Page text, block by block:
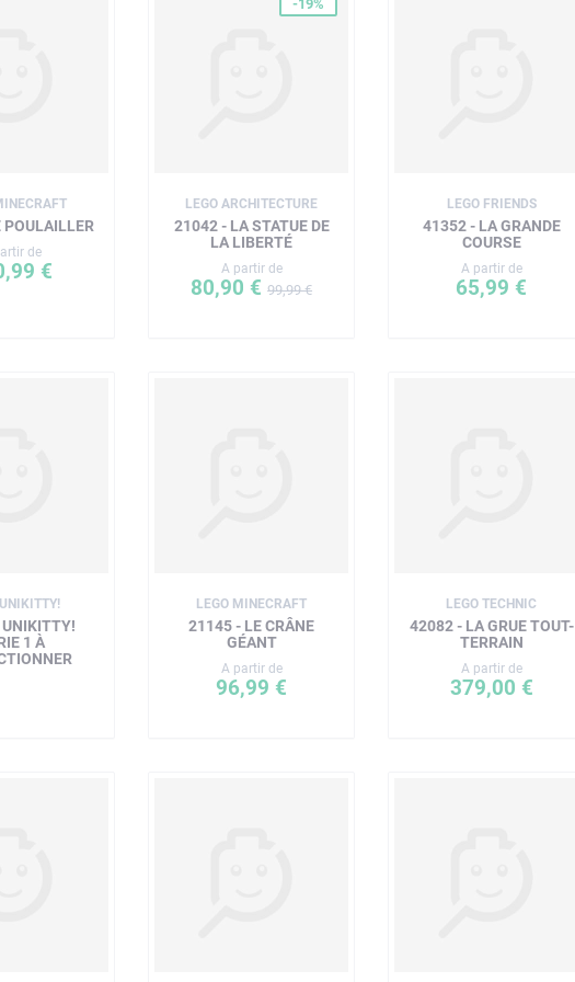
de
€
-19%
LEGO ARCHITECTURE
21042 - LA STATUE DE
LA LIBERTÉ
A partir de
80,90 €99,99 €
LEGO FRIENDS
41352 - LA GRANDE
COURSE
A partir de
65,99 €
1 À
LEGO MINECRAFT
21145 - LE CRÂNE
GÉANT
A partir de
96,99 €
LEGO TECHNIC
42082 - LA GRUE TOUT-
TERRAIN
A partir de
379,00 €